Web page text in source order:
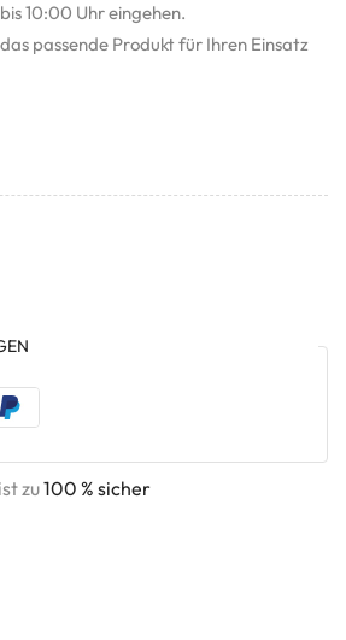
10:00 Uhr eingehen.
passende Produkt für Ihren Einsatz
zu100 % sicher